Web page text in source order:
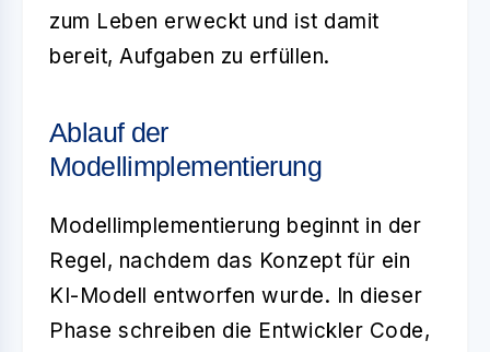
zum Leben erweckt und ist damit
bereit, Aufgaben zu erfüllen.
Ablauf der
Modellimplementierung
Modellimplementierung beginnt in der
Regel, nachdem das Konzept für ein
KI-Modell entworfen wurde. In dieser
Phase schreiben die Entwickler Code,